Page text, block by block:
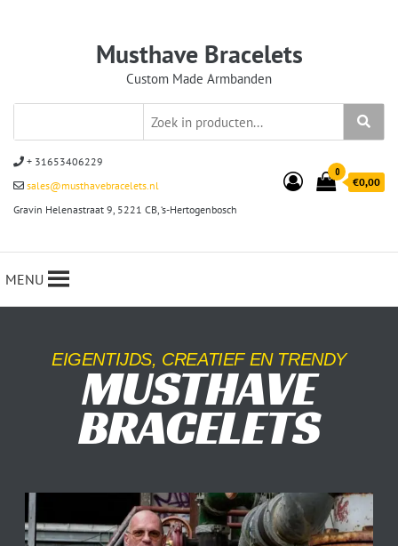
Musthave Bracelets
Custom Made Armbanden
+ 31653406229
sales@musthavebracelets.nl
Gravin Helenastraat 9, 5221 CB, ‘s-Hertogenbosch
0
€0,00
MENU
EIGENTIJDS, CREATIEF EN TRENDY
MUSTHAVE
BRACELETS